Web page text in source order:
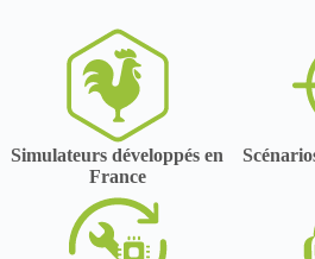
Simulateurs développés en
France